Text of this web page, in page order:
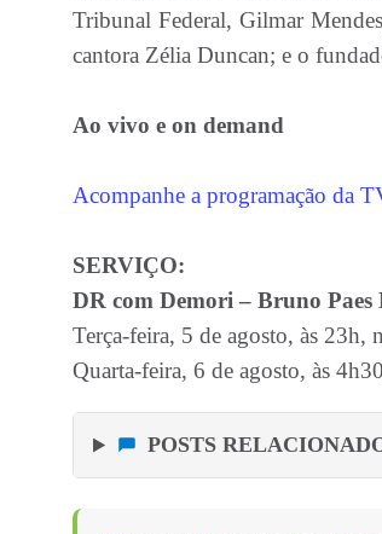
Tribunal Federal, Gilmar
cantora Zélia Duncan; e o
Ao vivo e on demand
Acompanhe a programação da
SERVIÇO:
DR com Demori – Bruno Paes
Terça-feira, 5 de agosto, às
Quarta-feira, 6 de agosto, às
POSTS